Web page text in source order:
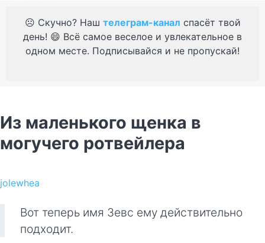
☹️ Скучно? Наш телеграм-канал спасёт твой
день! 😄 Всё самое веселое и увлекательное в
одном месте. Подписывайся и не пропускай!
Из маленького щенка в
могучего ротвейлера
jolewhea
Вот теперь имя Зевс ему действительно
подходит.